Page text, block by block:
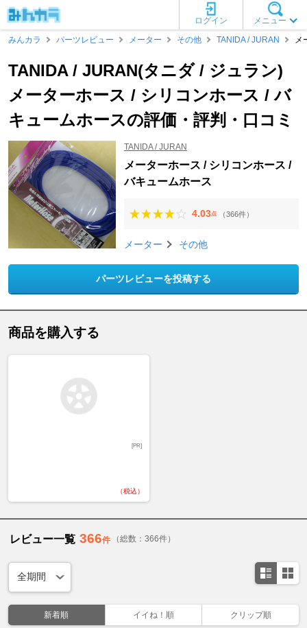
メニュー
ログイン
みんカラ
パーツレビュー メーター その他 TANIDA / JURAN メ
TANIDA / JURAN(タニダ / ジュラン)
メーターホース / シリコンホース / バ
キュームホースの評価・評判・口コミ
TANIDA / JURAN
メーターホース / シリコンホース /
バキュームホース
4.03点 （366件）
メーター その他
パーツレビューを投稿する
商品を購入する
[PR]
（税込）
レビュー一覧 366件 （総数：366件）
新着順 イイね！順 クリップ順